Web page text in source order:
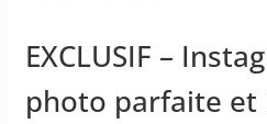
EXCLUSIF –
photo parfaite et